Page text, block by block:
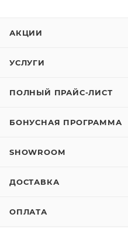
АКЦИИ
УСЛУГИ
ПОЛНЫЙ ПРАЙС-ЛИСТ
БОНУСНАЯ ПРОГРАММА
SHOWROOM
ДОСТАВКА
ОПЛАТА